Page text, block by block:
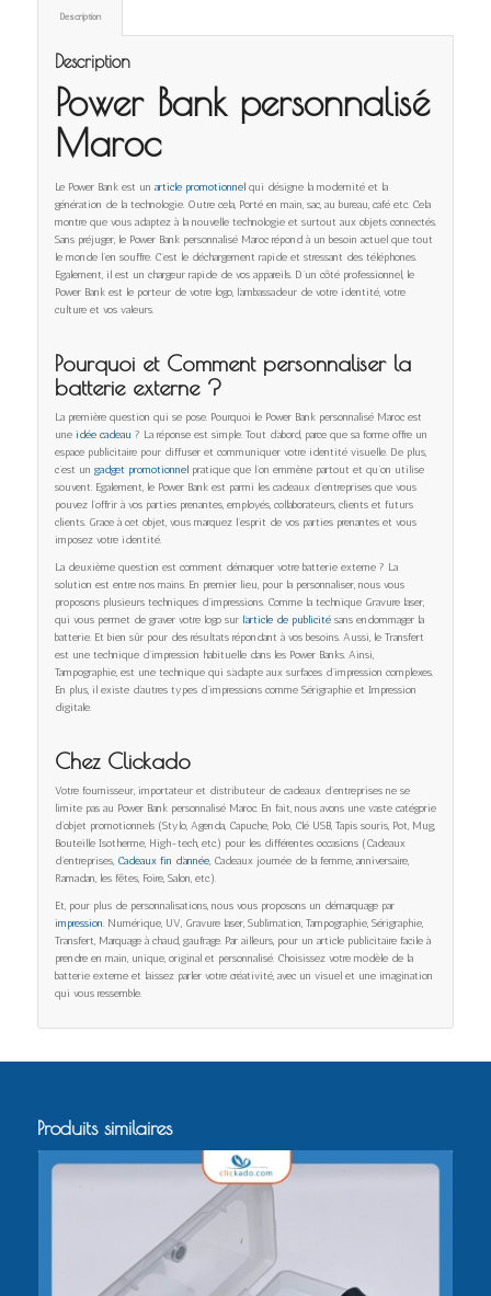
Description
Description
Power Bank personnalisé
Maroc
Le Power Bank est un article promotionnelqui désigne la modernité et la
génération de la technologie. Outre cela, Porté en main, sac, au bureau, café etc. Cela
montre que vous adaptez à la nouvelle technologie et surtout aux objets connectés.
Sans préjuger, le Power Bank personnalisé Maroc répond à un besoin actuel que tout
le monde l’en souffre. C’est le déchargement rapide et stressant des téléphones.
Egalement, il est un chargeur rapide de vos appareils. D’un côté professionnel, le
Power Bank est le porteur de votre logo, l’ambassadeur de votre identité, votre
culture et vos valeurs.
Pourquoi et Comment personnaliser la
batterie externe ?
La première question qui se pose. Pourquoi le Power Bank personnalisé Maroc est
une idée cadeau ? La réponse est simple. Tout d’abord, parce que sa forme offre un
espace publicitaire pour diffuser et communiquer votre identité visuelle. De plus,
c’est un gadget promotionnel pratique que l’on emmène partout et qu’on utilise
souvent. Egalement, le Power Bank est parmi les cadeaux d’entreprises que vous
pouvez l’offrir à vos parties prenantes, employés, collaborateurs, clients et futurs
clients. Grace à cet objet, vous marquez l’esprit de vos parties prenantes et vous
imposez votre identité.
La deuxième question est comment démarquer votre batterie externe ? La
solution est entre nos mains. En premier lieu, pour la personnaliser, nous vous
proposons plusieurs techniques d’impressions. Comme la technique Gravure laser,
qui vous permet de graver votre logo sur l’article de publicitésans endommager la
batterie. Et bien sûr pour des résultats répondant à vos besoins. Aussi, le Transfert
est une technique d’impression habituelle dans les Power Banks. Ainsi,
Tampographie, est une technique qui s’adapte aux surfaces d’impression complexes.
En plus, il existe d’autres types d’impressions comme Sérigraphie et Impression
digitale.
Chez Clickado
Votre fournisseur, importateur et distributeur de cadeaux d’entreprises ne se
limite pas au Power Bank personnalisé Maroc. En fait, nous avons une vaste catégorie
d’objet promotionnels (Stylo, Agenda, Capuche, Polo, Clé USB, Tapis souris, Pot, Mug,
Bouteille Isotherme, High-tech, etc.) pour les différentes occasions (Cadeaux
d’entreprises, Cadeaux fin d’année, Cadeaux journée de la femme, anniversaire,
Ramadan, les fêtes, Foire, Salon, etc.).
Et, pour plus de personnalisations, nous vous proposons un démarquage par
impression. Numérique, UV, Gravure laser, Sublimation, Tampographie, Sérigraphie,
Transfert, Marquage à chaud, gaufrage. Par ailleurs, pour un article publicitaire facile à
prendre en main, unique, original et personnalisé. Choisissez votre modèle de la
batterie externe et laissez parler votre créativité, avec un visuel et une imagination
qui vous ressemble.
Produits similaires